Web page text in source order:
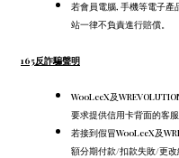
若會員電腦, 手機等電子
站一律不負責進行賠償。
165反詐騙聲明
WooLeeX及
要求提供信用卡背面的客服
若接到假冒WooLeeX及
額分期付款/扣款失敗/更